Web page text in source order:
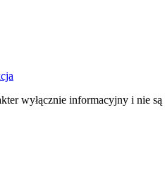
wyłącznie informacyjny i nie